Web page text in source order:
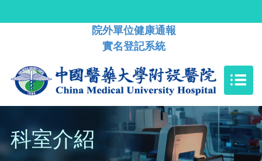
院外單位健康通報
實名登記系統
科室介紹